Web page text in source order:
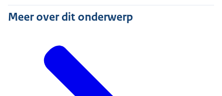
Meer over dit onderwerp